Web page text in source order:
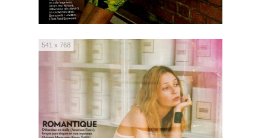
541 x 768